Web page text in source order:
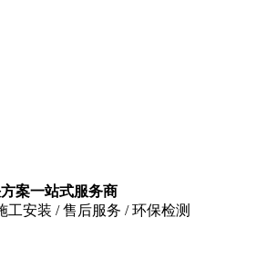
案一站式服务商
工安装 / 售后服务 / 环保检测